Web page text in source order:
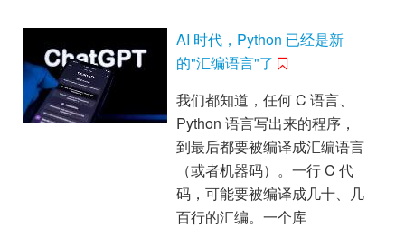
AI 时代，Python 已经是新
的"汇编语言"了
我们都知道，任何 C 语言、
Python 语言写出来的程序，
到最后都要被编译成汇编语言
（或者机器码）。一行 C 代
码，可能要被编译成几十、几
百行的汇编。一个库